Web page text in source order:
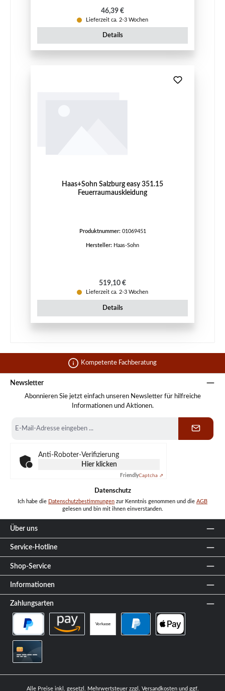
Regulärer Preis:
46,39 €
Lieferzeit ca. 2-3 Wochen
Details
Haas+Sohn Salzburg easy 351.15
Feuerraumauskleidung
Produktnummer: 01069451
Hersteller: Haas-Sohn
Regulärer Preis:
519,10 €
Lieferzeit ca. 2-3 Wochen
Details
Kompetente Fachberatung
Newsletter
Abonnieren Sie jetzt einfach unseren Newsletter für hilfreiche
Informationen und Aktionen.
Mail-
Anti-Roboter-Verifizierung
Hier klicken
FriendlyCaptcha ⇗
Datenschutz
Ich habe die Datenschutzbestimmungen zur Kenntnis genommen und die AGB
gelesen und bin mit ihnen einverstanden.
Über uns
Service-Hotline
Shop-Service
Informationen
Zahlungsarten
Vorkasse
PayPal Später Bezahlen
Alle Preise inkl. gesetzl. Mehrwertsteuer zzgl. Versandkostenund ggf.